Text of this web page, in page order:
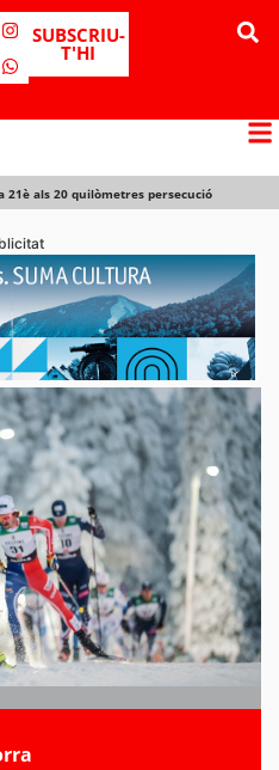
SUBSCRIU-
T'HI
21è als 20 quilòmetres persecució